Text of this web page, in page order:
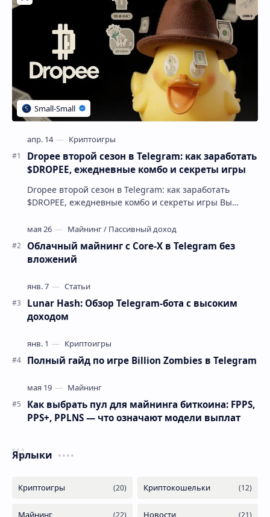
Dropee второй сезон в Telegram: как заработать
$DROPEE, ежедневные комбо и секреты игры
Dropee второй сезон в Telegram: как заработать
$DROPEE, ежедневные комбо и секреты игры Вы
Облачный майнинг с Core-X в Telegram без
вложений
Lunar Hash: Обзор Telegram-бота с высоким
доходом
Полный гайд по игре Billion Zombies в Telegram
Как выбрать пул для майнинга биткоина: FPPS,
PPS+, PPLNS — что означают модели выплат
Ярлыки